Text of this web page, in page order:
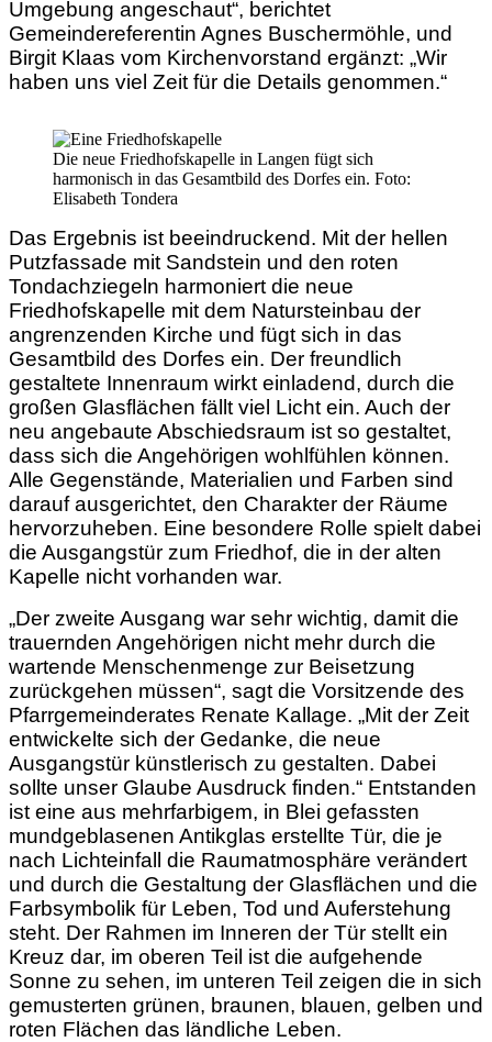
Umgebung angeschaut“, berichtet
Gemeindereferentin Agnes Buschermöhle, und
Birgit Klaas vom Kirchenvorstand ergänzt: „Wir
haben uns viel Zeit für die Details genommen.“
Die neue Friedhofskapelle in Langen fügt sich
harmonisch in das Gesamtbild des Dorfes ein. Foto:
Elisabeth Tondera
Das Ergebnis ist beeindruckend. Mit der hellen
Putzfassade mit Sandstein und den roten
Tondachziegeln harmoniert die neue
Friedhofskapelle mit dem Natursteinbau der
angrenzenden Kirche und fügt sich in das
Gesamtbild des Dorfes ein. Der freundlich
gestaltete Innenraum wirkt einladend, durch die
großen Glasflächen fällt viel Licht ein. Auch der
neu angebaute Abschiedsraum ist so gestaltet,
dass sich die Angehörigen wohlfühlen können.
Alle Gegenstände, Materialien und Farben sind
darauf ausgerichtet, den Charakter der Räume
hervorzuheben. Eine besondere Rolle spielt dabei
die Ausgangstür zum Friedhof, die in der alten
Kapelle nicht vorhanden war.
„Der zweite Ausgang war sehr wichtig, damit die
trauernden Angehörigen nicht mehr durch die
wartende Menschenmenge zur Beisetzung
zurückgehen müssen“, sagt die Vorsitzende des
Pfarrgemeinderates Renate Kallage. „Mit der Zeit
entwickelte sich der Gedanke, die neue
Ausgangstür künstlerisch zu gestalten. Dabei
sollte unser Glaube Ausdruck finden.“ Entstanden
ist eine aus mehrfarbigem, in Blei gefassten
mundgeblasenen Antikglas erstellte Tür, die je
nach Lichteinfall die Raumatmosphäre verändert
und durch die Gestaltung der Glasflächen und die
Farbsymbolik für Leben, Tod und Auferstehung
steht. Der Rahmen im Inneren der Tür stellt ein
Kreuz dar, im oberen Teil ist die aufgehende
Sonne zu sehen, im unteren Teil zeigen die in sich
gemusterten grünen, braunen, blauen, gelben und
roten Flächen das ländliche Leben.